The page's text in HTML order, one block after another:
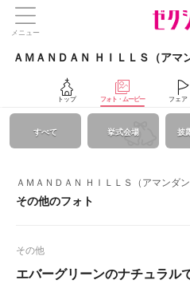
メニュー
ＡＭＡＮＤＡＮ ＨＩＬＬＳ（アマ
トップ フォト・ムービー フェア
すべて 挙式会場 披
ＡＭＡＮＤＡＮ ＨＩＬＬＳ（アマンダ
その他のフォト
エバーグリーンのナチュラル
その他